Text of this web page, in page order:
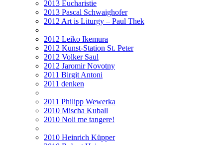
2013 Eucharistie
2013 Pascal Schwaighofer
2012 Art is Liturgy – Paul Thek
2012 Leiko Ikemura
2012 Kunst-Station St. Peter
2012 Volker Saul
2012 Jaromir Novotny
2011 Birgit Antoni
2011 denken
2011 Philipp Wewerka
2010 Mischa Kuball
2010 Noli me tangere!
2010 Heinrich Küpper